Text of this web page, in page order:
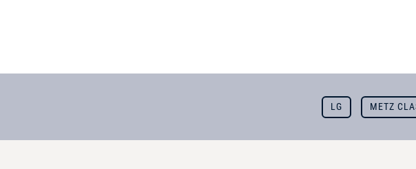
LG METZ